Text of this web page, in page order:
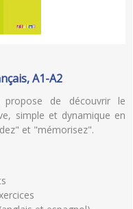
A1-A2
de découvrir le
simple et dynamique en
et "mémorisez".